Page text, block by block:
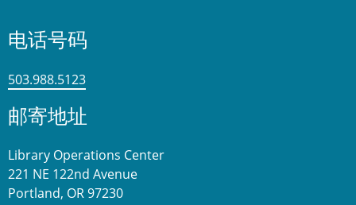
电话号码
503.988.5123
邮寄地址
Library Operations Center
221 NE 122nd Avenue
Portland, OR 97230